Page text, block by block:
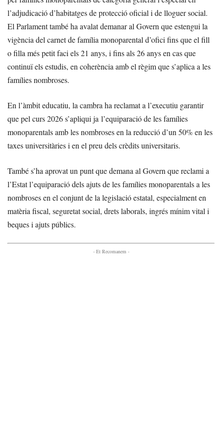
l’adjudicació d’habitatges de protecció oficial i de lloguer social.
El Parlament també ha avalat demanar al Govern que estengui la
vigència del carnet de família monoparental d’ofici fins que el fill
o filla més petit faci els 21 anys, i fins als 26 anys en cas que
continuï els estudis, en coherència amb el règim que s’aplica a les
famílies nombroses.
En l’àmbit educatiu, la cambra ha reclamat a l’executiu garantir
que pel curs 2026 s’apliqui ja l’equiparació de les famílies
monoparentals amb les nombroses en la reducció d’un 50% en les
taxes universitàries i en el preu dels crèdits universitaris.
També s’ha aprovat un punt que demana al Govern que reclami a
l’Estat l’equiparació dels ajuts de les famílies monoparentals a les
nombroses en el conjunt de la legislació estatal, especialment en
matèria fiscal, seguretat social, drets laborals, ingrés mínim vital i
beques i ajuts públics.
- Et Recomanem -